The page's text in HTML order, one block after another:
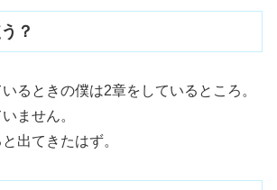
？
るときの僕は2章をしているところ。
ません。
出てきたはず。